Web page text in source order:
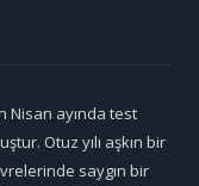
Nisan ayında test
Otuz yılı aşkın bir
saygın bir